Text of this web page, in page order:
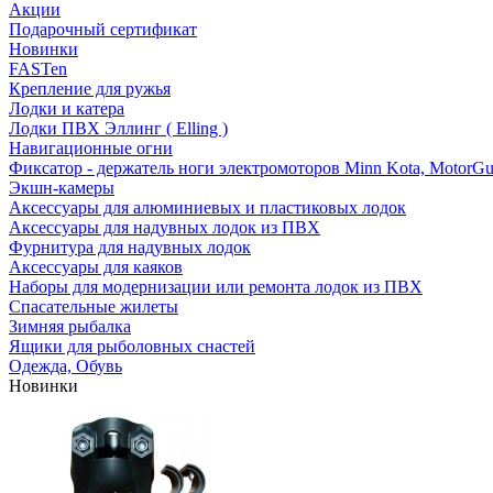
Акции
Подарочный сертификат
Новинки
FASTen
Крепление для ружья
Лодки и катера
Лодки ПВХ Эллинг ( Elling )
Навигационные огни
Фиксатор - держатель ноги электромоторов Minn Kota,
Экшн-камеры
Аксессуары для алюминиевых и пластиковых лодок
Аксессуары для надувных лодок из ПВХ
Фурнитура для надувных лодок
Аксессуары для каяков
Наборы для модернизации или ремонта лодок из ПВХ
Спасательные жилеты
Зимняя рыбалка
Ящики для рыболовных снастей
Одежда, Обувь
Новинки